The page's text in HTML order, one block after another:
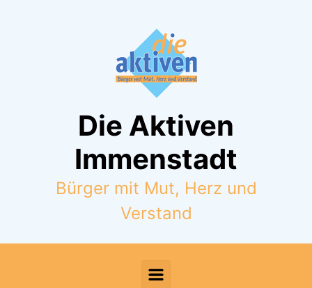
Die Aktiven
Immenstadt
Bürger mit Mut, Herz und
Verstand